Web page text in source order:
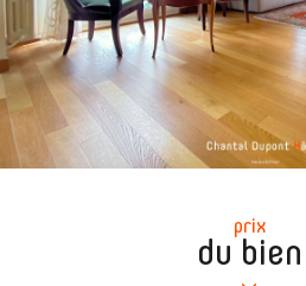
prix
du bien